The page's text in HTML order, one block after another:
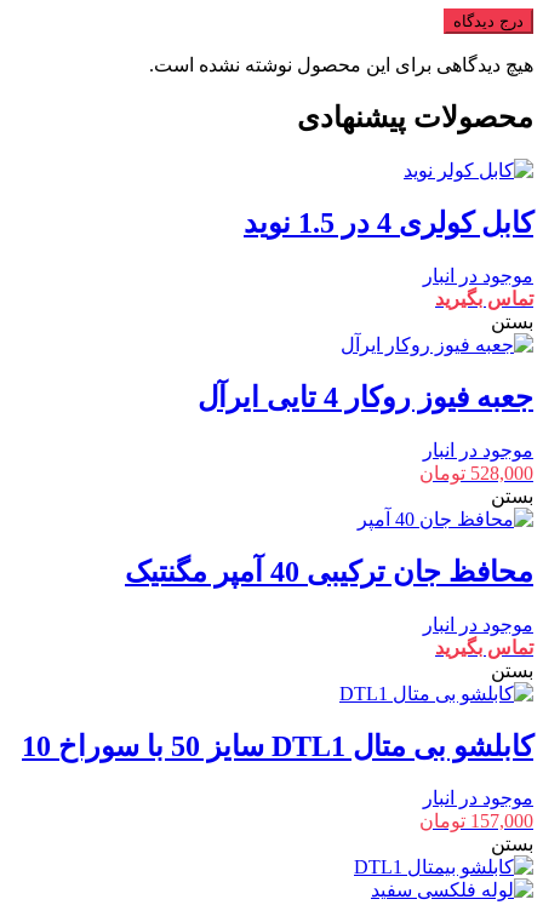
درج دیدگاه
هیچ دیدگاهی برای این محصول نوشته نشده است.
محصولات پیشنهادی
کابل کولری 4 در 1.5 نوید
موجود در انبار
تماس بگیرید
بستن
جعبه فیوز روکار 4 تایی ایرآل
موجود در انبار
528,000 تومان
بستن
محافظ جان ترکیبی 40 آمپر مگنتیک
موجود در انبار
تماس بگیرید
بستن
کابلشو بی متال DTL1 سایز 50 با سوراخ 10
موجود در انبار
157,000 تومان
بستن